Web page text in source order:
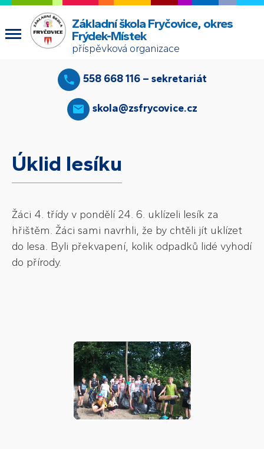
Základní škola Fryčovice, okres
Frýdek-Místek
příspěvková organizace
558 668 116 – sekretariát
skola@zsfrycovice.cz
Úklid lesíku
Žáci 4. třídy v pondělí 24. 6. uklízeli lesík za
hřištěm. Žáci sami navrhli, že by chtěli jít uklízet
do lesa. Byli překvapení, kolik odpadků lidé vyhodí
do přírody.